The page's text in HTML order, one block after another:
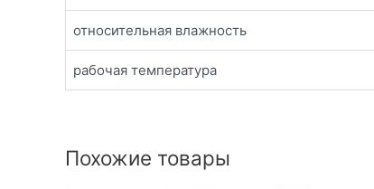
относительная влажность
рабочая температура
Похожие товары